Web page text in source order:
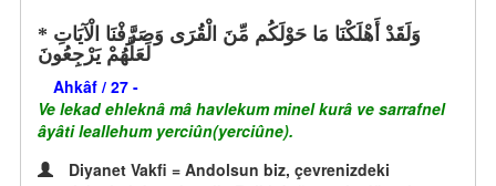
لَعَلَّهُمْ يَرْجِعُونَ
Ahkâf / 27 -
Ve lekad ehleknâ mâ havlekum minel kurâ ve sarrafnel
âyâti leallehum yerciûn(yerciûne).
Diyanet Vakfi = Andolsun biz, çevrenizdeki